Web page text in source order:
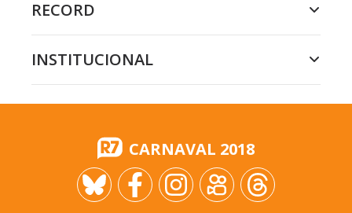
RECORD
INSTITUCIONAL
CARNAVAL 2018